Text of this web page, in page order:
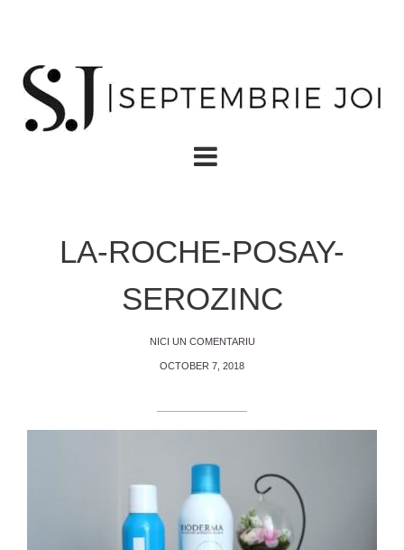
LA-ROCHE-POSAY-
SEROZINC
NICI UN COMENTARIU
OCTOBER 7, 2018